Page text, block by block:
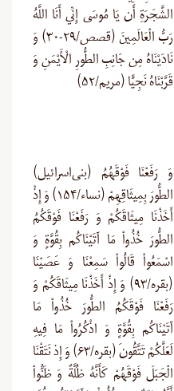
الشَّجَرَةِ أَن يَا مُوسَى إِنِّي أَنَا اللَّهُ
رَبُّ الْعَالَمِينَ (قصص/۲۹-۳۰) وَ
نَادَيْنَاهُ مِن جَانِبِ الطُّورِ الْأَيْمَنِ وَ
قَرَّبْنَاهُ نَجِيًّا (مریم/۵۲)
وَ رَفَعْنَا فَوْقَهُمُ (بنی‌اسرائیل)
الطُّورَ بِمِيثَاقِهِمْ (نساء/۱۵۴) وَ إِذْ
أَخَذْنَا مِيثَاقَكُمْ وَ رَفَعْنَا فَوْقَكُمُ
الطُّورَ خُذُواْ مَا آتَيْنَاكُم بِقُوَّةٍ وَ
اسْمَعُواْ قَالُواْ سَمِعْنَا وَ عَصَيْنَا
(بقره/۹۳) وَ إِذْ أَخَذْنَا مِيثَاقَكُمْ وَ
رَفَعْنَا فَوْقَكُمُ الطُّورَ خُذُواْ مَا
آتَيْنَاكُم بِقُوَّةٍ وَ اذْكُرُواْ مَا فِيهِ
لَعَلَّكُمْ تَتَّقُونَ (بقره/۶۳) وَ إِذ نَتَقْنَا
الْجَبَلَ فَوْقَهُمْ كَأَنَّهُ ظُلَّةٌ وَ ظَنُّواْ